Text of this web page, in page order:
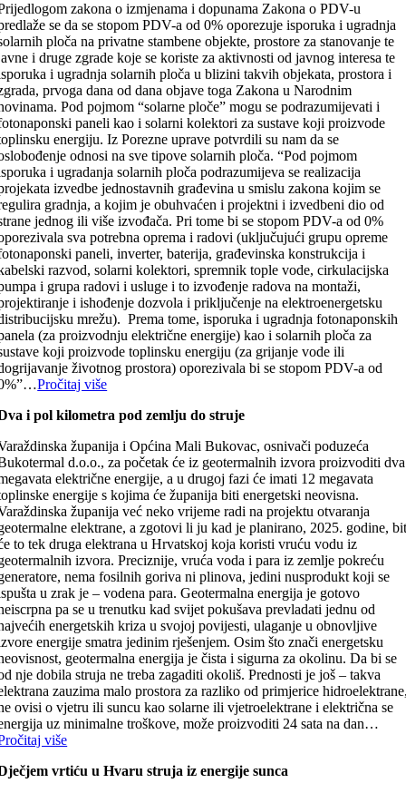
zakona o izmjenama i dopunama Zakona o PDV-u
se da se stopom PDV-a od 0% oporezuje isporuka i ugradnja
ploča na privatne stambene objekte, prostore za stanovanje te
i druge zgrade koje se koriste za aktivnosti od javnog interesa te
i ugradnja solarnih ploča u blizini takvih objekata, prostora i
prvoga dana od dana objave toga Zakona u Narodnim
Pod pojmom “solarne ploče” mogu se podrazumijevati i
paneli kao i solarni kolektori za sustave koji proizvode
energiju. Iz Porezne uprave potvrdili su nam da se
odnosi na sve tipove solarnih ploča. “Pod pojmom
i ugradanja solarnih ploča podrazumijeva se realizacija
izvedbe jednostavnih građevina u smislu zakona kojim se
gradnja, a kojim je obuhvaćen i projektni i izvedbeni dio od
jednog ili više izvođača. Pri tome bi se stopom PDV-a od 0%
sva potrebna oprema i radovi (uključujući grupu opreme
paneli, inverter, baterija, građevinska konstrukcija i
razvod, solarni kolektori, spremnik tople vode, cirkulacijska
i grupa radovi i usluge i to izvođenje radova na montaži,
i ishođenje dozvola i priključenje na elektroenergetsku
mrežu). Prema tome, isporuka i ugradnja fotonaponskih
(za proizvodnju električne energije) kao i solarnih ploča za
koji proizvode toplinsku energiju (za grijanje vode ili
životnog prostora) oporezivala bi se stopom PDV-a od
Pročitaj više
i pol kilometra pod zemlju do struje
županija i Općina Mali Bukovac, osnivači poduzeća
d.o.o., za početak će iz geotermalnih izvora proizvoditi dva
električne energije, a u drugoj fazi će imati 12 megavata
energije s kojima će županija biti energetski neovisna.
županija već neko vrijeme radi na projektu otvaranja
elektrane, a zgotovi li ju kad je planirano, 2025. godine,
to tek druga elektrana u Hrvatskoj koja koristi vruću vodu iz
izvora. Preciznije, vruća voda i para iz zemlje pokreću
nema fosilnih goriva ni plinova, jedini nusprodukt koji se
u zrak je – vodena para. Geotermalna energija je gotovo
pa se u trenutku kad svijet pokušava prevladati jednu od
energetskih kriza u svojoj povijesti, ulaganje u obnovljive
energije smatra jedinim rješenjem. Osim što znači energetsku
geotermalna energija je čista i sigurna za okolinu. Da bi se
nje dobila struja ne treba zagaditi okoliš. Prednosti je još – takva
zauzima malo prostora za razliko od primjerice
ovisi o vjetru ili suncu kao solarne ili vjetroelektrane i električna se
uz minimalne troškove, može proizvoditi 24 sata na dan…
više
vrtiću u Hvaru struja iz energije sunca